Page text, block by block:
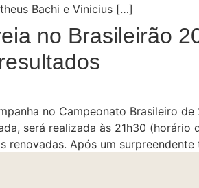
Bachi e Vinicius […]
no Brasileirão
no Campeonato Brasileiro
será realizada às 21h30
renovadas. Após um